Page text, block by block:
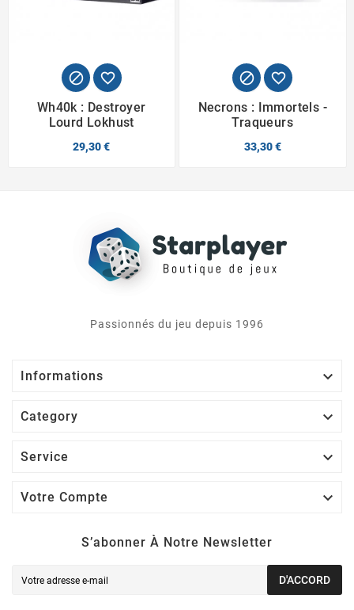
 
Wh40k : Destroyer
Lourd Lokhust
29,30 €
 
Necrons : Immortels -
Traqueurs
33,30 €
Passionnés du jeu depuis 1996
Informations 
Category 
Service 
Votre Compte 
S’abonner À Notre Newsletter
D'ACCORD